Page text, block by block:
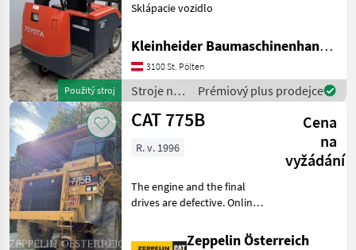
Použitý stroj
Sklápacie vozidlo
Kleinheider Baumaschinenhandel GmbH.
3100 St. Pölten
Stroje na
stavbu /
Toyota
Prémiový plus prodejce
CAT 775B
Cena
na
vyžádání
R. v. 1996
The engine and the final
drives are defective. Online
stavbu Sklápacie vozidlo
Zeppelin Österreich